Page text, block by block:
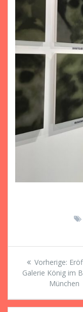
Vorherige:
Galerie König im
München